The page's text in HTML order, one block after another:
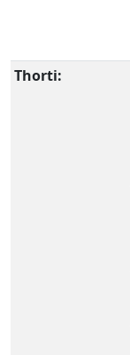
Thorti: